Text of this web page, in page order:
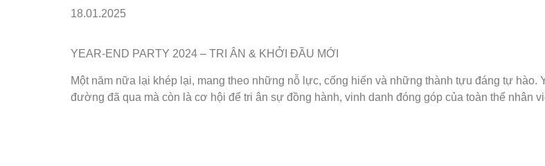
18.01.2025
YEAR-END PARTY 2024 – TRI ÂN & KHỞI ĐẦU MỚI
Một năm nữa lại khép lại, mang theo những nỗ lực, cống hiến và những thành tựu đáng tự hào.
đường đã qua mà còn là cơ hội để tri ân sự đồng hành, vinh danh đóng góp của toàn thể nhân